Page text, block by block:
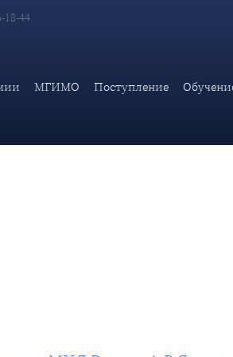
18-44
МГИМО Поступление
академии МИД России